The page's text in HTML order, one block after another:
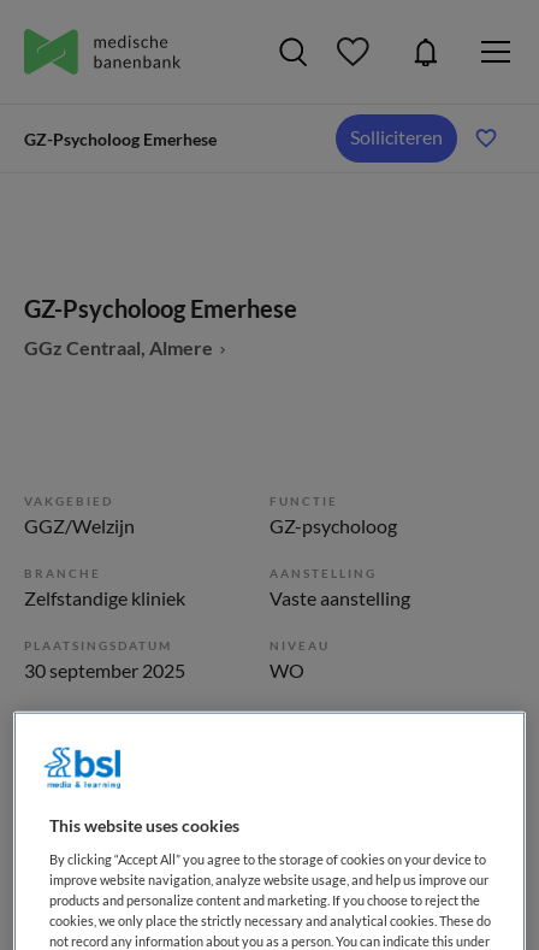
GZ-Psycholoog Emerhese Solliciteren
GZ-Psycholoog Emerhese
GGz Centraal, Almere
VAKGEBIED
GGZ/Welzijn
FUNCTIE
GZ-psycholoog
BRANCHE
Zelfstandige kliniek
AANSTELLING
Vaste aanstelling
PLAATSINGSDATUM
30 september 2025
NIVEAU
WO
ERVARING
Starter
DIENSTVERBAND
Vacature niet beschikbaar
Deze vacature GZ-Psycholoog Emerhese bij GGz Centraal
is niet meer actueel. Hieronder staan enkele vergelijkbare
vacatures die voor u wellicht interessant zijn.
This website uses cookies
By clicking “Accept All” you agree to the storage of cookies on your device to
improve website navigation, analyze website usage, and help us improve our
products and personalize content and marketing. If you choose to reject the
cookies, we only place the strictly necessary and analytical cookies. These do
not record any information about you as a person. You can indicate this under